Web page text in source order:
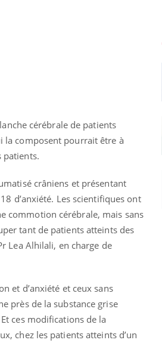
cérébrale de patients
la composent pourrait être à
patients.
crâniens et présentant
d’anxiété. Les scientifiques ont
commotion cérébrale, mais sans
tant de patients atteints des
Lea Alhilali, en charge de
et d’anxiété et ceux sans
près de la substance grise
ces modifications de la
chez les patients atteints d’un
Le smartphone nuit-il à
l'apprentissage de la
lecture ?
vacances, elle reste dans
le coma pendant 42 jours